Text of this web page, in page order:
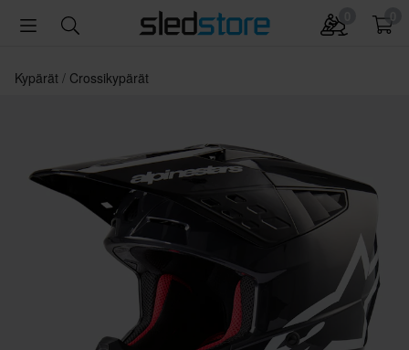
Kypärät Crossikypärät